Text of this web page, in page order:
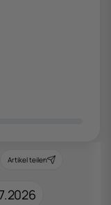
Artikel teilen